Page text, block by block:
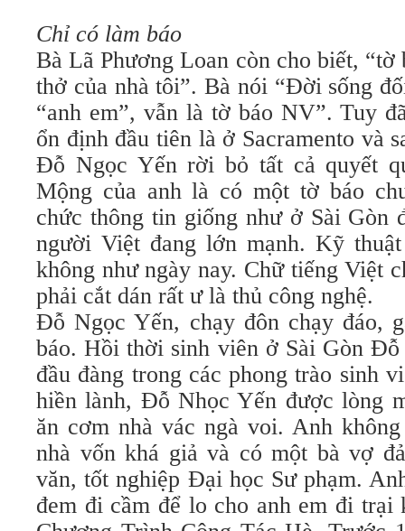
Chỉ có làm báo
Bà Lã Phương Loan còn cho biết,
thở của nhà tôi”. Bà nói “Đời sống
“anh em”, vẫn là tờ báo NV”. Tuy
ổn định đầu tiên là ở Sacramento và
Đỗ Ngọc Yến rời bỏ tất cả quyết
Mộng của anh là có một tờ báo
chức thông tin giống như ở Sài Gòn
người Việt đang lớn mạnh. Kỹ
không như ngày nay. Chữ tiếng Việt
phải cắt dán rất ư là thủ công nghệ.
Đỗ Ngọc Yến, chạy đôn chạy đáo,
báo. Hồi thời sinh viên ở Sài Gòn
đầu đàng trong các phong trào sinh
hiền lành, Đỗ Nhọc Yến được lòng
ăn cơm nhà vác ngà voi. Anh
nhà vốn khá giả và có một bà vợ
văn, tốt nghiệp Đại học Sư phạm.
đem đi cầm để lo cho anh em đi